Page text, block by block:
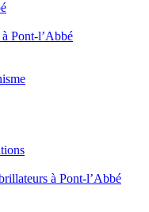
Pont-l’Abbé
à Pont-l’Abbé